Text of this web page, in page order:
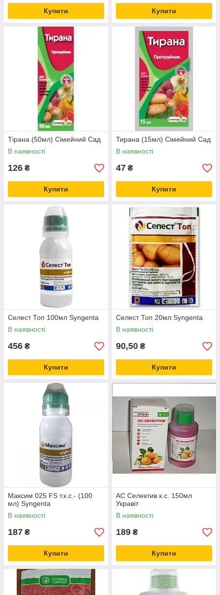
Купити Купити
Тірана (50мл) Сімейний Сад
В наявності
126 ₴
Купити
Тирана (15мл) Сімейний Сад
В наявності
47 ₴
Купити
Селест Топ 100мл Syngenta
В наявності
456 ₴
Купити
Селест Топ 20мл Syngenta
В наявності
90,50 ₴
Купити
Максим 025 FS т.к.с.- (100
мл) Syngenta
В наявності
187 ₴
Купити
АС Селектив к.с. 150мл
Укравіт
В наявності
189 ₴
Купити